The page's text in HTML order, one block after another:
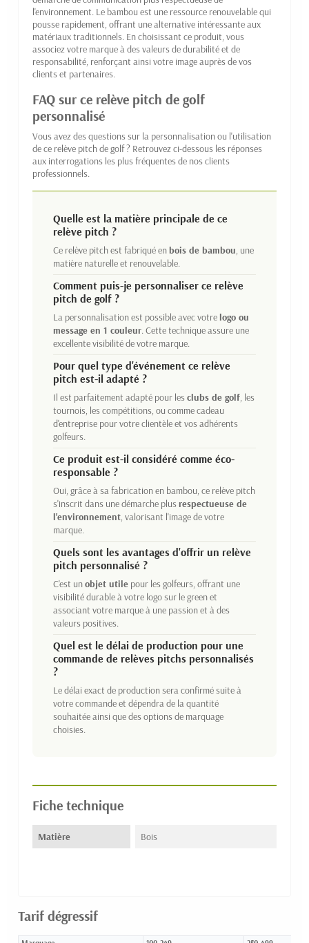
l'environnement. Le bambou est une ressource renouvelable qui
pousse rapidement, offrant une alternative intéressante aux
matériaux traditionnels. En choisissant ce produit, vous
associez votre marque à des valeurs de durabilité et de
responsabilité, renforçant ainsi votre image auprès de vos
clients et partenaires.
FAQ sur ce relève pitch de golf
personnalisé
Vous avez des questions sur la personnalisation ou l'utilisation
de ce relève pitch de golf ? Retrouvez ci-dessous les réponses
aux interrogations les plus fréquentes de nos clients
professionnels.
Quelle est la matière principale de ce
relève pitch ?
Ce relève pitch est fabriqué enbois de bambou, une
matière naturelle et renouvelable.
Comment puis-je personnaliser ce relève
pitch de golf ?
La personnalisation est possible avec votrelogo ou
message en 1 couleur. Cette technique assure une
excellente visibilité de votre marque.
Pour quel type d'événement ce relève
pitch est-il adapté ?
Il est parfaitement adapté pour lesclubs de golf, les
tournois, les compétitions, ou comme cadeau
d'entreprise pour votre clientèle et vos adhérents
golfeurs.
Ce produit est-il considéré comme éco-
responsable ?
Oui, grâce à sa fabrication en bambou, ce relève pitch
s'inscrit dans une démarche plusrespectueuse de
l'environnement, valorisant l'image de votre
marque.
Quels sont les avantages d'offrir un relève
pitch personnalisé ?
C'est unobjet utile pour les golfeurs, offrant une
visibilité durable à votre logo sur le green et
associant votre marque à une passion et à des
valeurs positives.
Quel est le délai de production pour une
commande de relèves pitchs personnalisés
?
Le délai exact de production sera confirmé suite à
votre commande et dépendra de la quantité
souhaitée ainsi que des options de marquage
choisies.
Fiche technique
Matière Bois
Tarif dégressif